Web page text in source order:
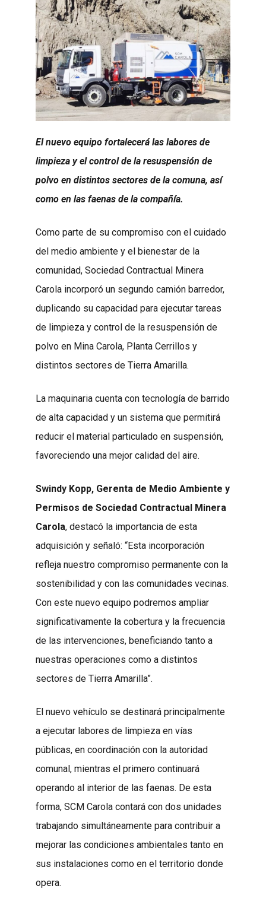
El nuevo equipo fortalecerá las labores de
limpieza y el control de la resuspensión de
polvo en distintos sectores de la comuna, así
como en las faenas de la compañía.
Como parte de su compromiso con el cuidado
del medio ambiente y el bienestar de la
comunidad, Sociedad Contractual Minera
Carola incorporó un segundo camión barredor,
duplicando su capacidad para ejecutar tareas
de limpieza y control de la resuspensión de
polvo en Mina Carola, Planta Cerrillos y
distintos sectores de Tierra Amarilla.
La maquinaria cuenta con tecnología de barrido
de alta capacidad y un sistema que permitirá
reducir el material particulado en suspensión,
favoreciendo una mejor calidad del aire.
Swindy Kopp, Gerenta de Medio Ambiente y
Permisos de Sociedad Contractual Minera
Carola, destacó la importancia de esta
adquisición y señaló: “Esta incorporación
refleja nuestro compromiso permanente con la
sostenibilidad y con las comunidades vecinas.
Con este nuevo equipo podremos ampliar
significativamente la cobertura y la frecuencia
de las intervenciones, beneficiando tanto a
nuestras operaciones como a distintos
sectores de Tierra Amarilla”.
El nuevo vehículo se destinará principalmente
a ejecutar labores de limpieza en vías
públicas, en coordinación con la autoridad
comunal, mientras el primero continuará
operando al interior de las faenas. De esta
forma, SCM Carola contará con dos unidades
trabajando simultáneamente para contribuir a
mejorar las condiciones ambientales tanto en
sus instalaciones como en el territorio donde
opera.